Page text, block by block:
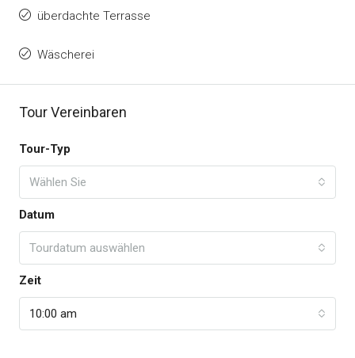
überdachte Terrasse
Wäscherei
Tour Vereinbaren
Tour-Typ
Wählen Sie
Datum
Tourdatum auswählen
Zeit
10:00 am